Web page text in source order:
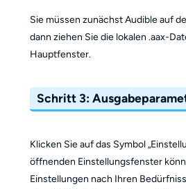
Sie müssen zunächst Audible auf
dann ziehen Sie die lokalen .aax-
Hauptfenster.
Schritt 3:
Klicken Sie auf das Symbol
öffnenden Einstellungsfenster
Einstellungen nach Ihren